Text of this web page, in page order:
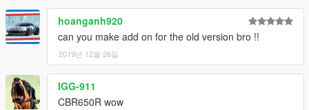
hoanganh920
can you make add on for the old version bro !!
2019년 12월 26일
IGG-911
CBR650R wow